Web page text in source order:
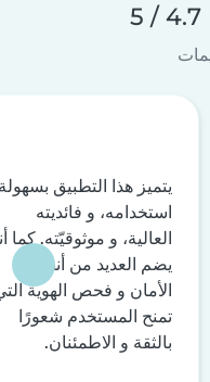
4.7 / 5
يتميز هذا التطبيق
استخدامه، و فائديته
العالية، و موثوقيّته. كما
يضم العديد من أنظمة
الأمان و فحص الهوية
تمنح المستخدم شعورًا
بالثقة و الاطمئنان.